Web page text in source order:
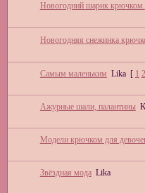
Новогодний шарик крючком.
Новогодняя снежинка
Самым маленьким Lika [ 1 2
Ажурные шали, палантины
Модели крючком для
Звёздная мода Lika